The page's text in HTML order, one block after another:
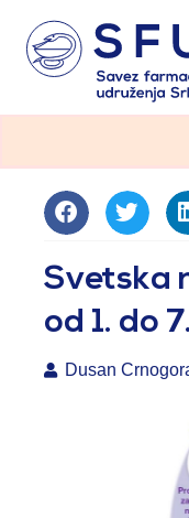
Svetska
od 1. do
Dusan